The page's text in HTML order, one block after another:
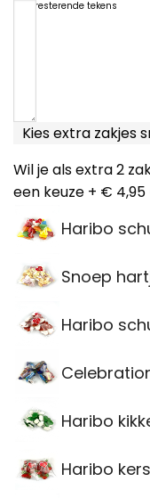
resterende tekens
Kies extra zakjes
Wil je als extra 2
een keuze + €
Haribo
Snoep
Haribo
Haribo
Haribo